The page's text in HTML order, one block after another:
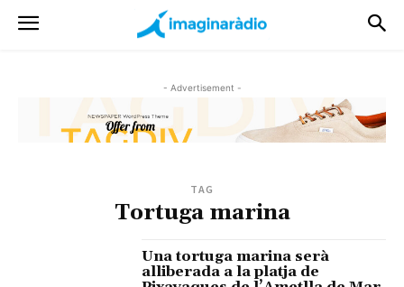
- Advertisement -
TAG
Tortuga marina
Una tortuga marina serà
alliberada a la platja de